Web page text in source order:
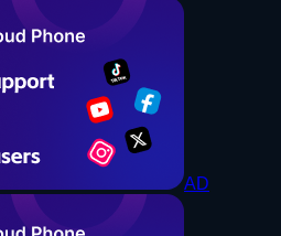
AD